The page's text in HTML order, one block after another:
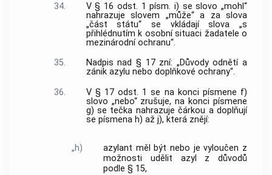
34.
V § 16 odst. 1 písm. i) se slovo „mohl“
nahrazuje slovem „může“ a za slova
„část státu“ se vkládají slova „s
přihlédnutím k osobní situaci žadatele o
mezinárodní ochranu“.
35.
Nadpis nad § 17 zní: „Důvody odnětí a
zánik azylu nebo doplňkové ochrany“.
36.
V § 17 odst. 1 se na konci písmene f)
slovo „nebo“ zrušuje, na konci písmene
g) se tečka nahrazuje čárkou a doplňují
se písmena h) až j), která znějí:
„h)
azylant měl být nebo je vyloučen z
možnosti udělit azyl z důvodů
podle § 15,